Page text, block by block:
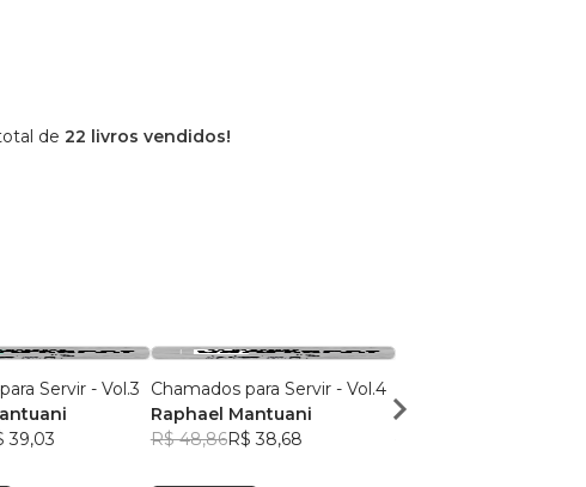
de 22 livros vendidos!
Servir - Vol.3
39,03
Chamados para Servir - Vol.4
Raphael Mantuani
R$ 48,86R$ 38,68
Raphael Mantuani